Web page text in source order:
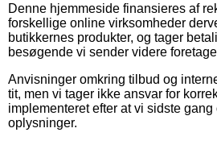
Denne hjemmeside finansieres af
forskellige online virksomheder
butikkernes produkter, og tager
besøgende vi sender videre
Anvisninger omkring tilbud og
tit, men vi tager ikke ansvar for
implementeret efter at vi sidste
oplysninger.